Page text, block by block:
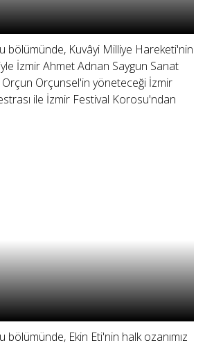
bölümünde, Kuvâyi Milliye Hareketi'nin
İzmir Ahmet Adnan Saygun Sanat
Orçunsel'in yöneteceği İzmir
ile İzmir Festival Korosu'ndan
Ekin Eti'nin halk ozanımız